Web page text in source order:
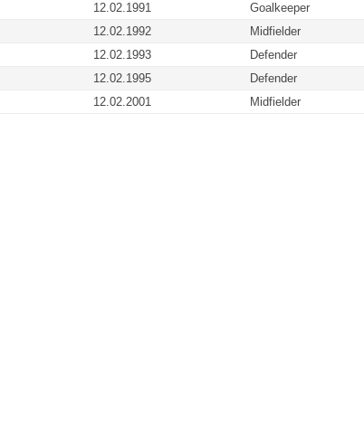
12.02.1991
Goalkeeper
12.02.1992
Midfielder
12.02.1993
Defender
12.02.1995
Defender
12.02.2001 Midfielder